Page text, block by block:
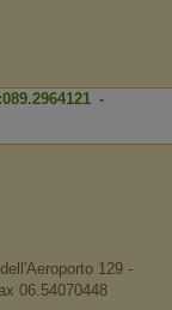
-
129 -
06.54070448